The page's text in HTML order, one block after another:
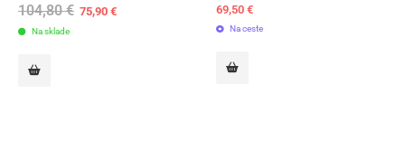
104,80€ Original
price
75,90€Current
price
Na sklade
69,50 €
Na ceste